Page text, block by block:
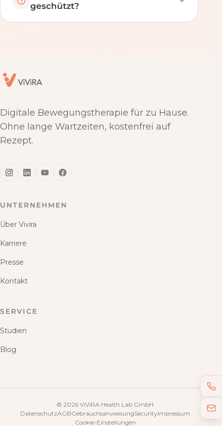
geschützt?
Digitale Bewegungstherapie für zu Hause.
Ohne lange Wartzeiten, kostenfrei auf
Rezept.
UNTERNEHMEN
Über Vivira
Karriere
Presse
Kontakt
SERVICE
Studien
Blog
© 2026 ViViRA Health Lab GmbH
DatenschutzAGBGebrauchsanweisungSecurityImpressum
Cookie-Einstellungen